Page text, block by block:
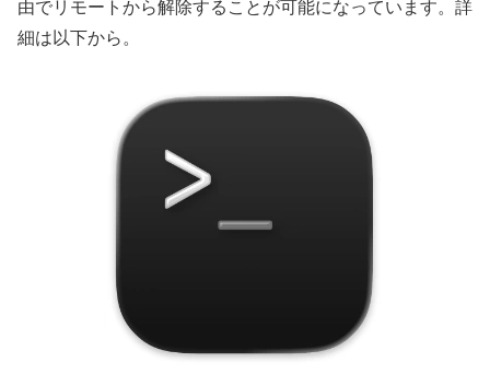
由でリモートから解除することが可能になっています。詳
細は以下から。